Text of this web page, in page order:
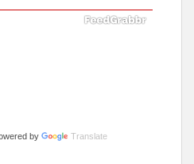
la calle hace menos de un mes,
by Translate